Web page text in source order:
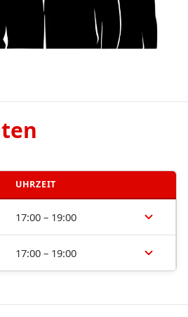
UHRZEIT
17:00 – 19:00
17:00 – 19:00